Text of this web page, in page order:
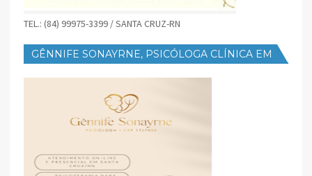
TEL.: (84) 99975-3399 / SANTA CRUZ-RN
GÊNNIFE SONAYRNE, PSICÓLOGA CLÍNICA EM